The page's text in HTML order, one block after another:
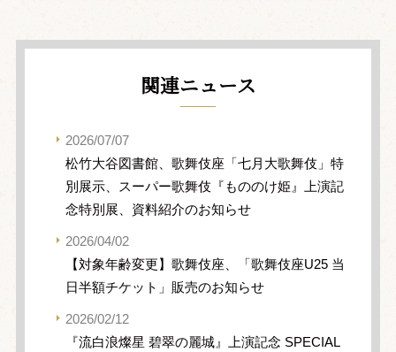
関連ニュース
2026/07/07
松竹大谷図書館、歌舞伎座「七月大歌舞伎」特
別展示、スーパー歌舞伎『もののけ姫』上演記
念特別展、資料紹介のお知らせ
2026/04/02
【対象年齢変更】歌舞伎座、「歌舞伎座U25 当
日半額チケット」販売のお知らせ
2026/02/12
『流白浪燦星 碧翠の麗城』上演記念 SPECIAL